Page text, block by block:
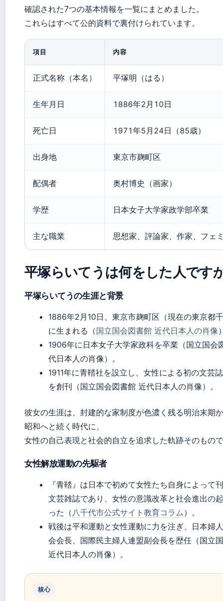
確認された7つの基本情報を一覧にまとめました。
これらはすべて公的資料で裏付けられています。
項目 内容
正式名称（本名） 平塚明（はる）
生年月日 1886年2月10日
死亡日 1971年5月24日（85歳）
出身地 東京市麹町区
配偶者 奥村博史（画家）
学歴 日本女子大学家政学部卒業
主な職業 思想家、評論家、作家、フェ
平塚らいてうは何をした人です
平塚らいてうの生涯と背景
1886年2月10日、東京市麹町区（現在の東京都
に生まれる（国立国会図書館 近代日本人の肖像
1906年に日本女子大学家政科を卒業（国立国会
代日本人の肖像）。
1911年に青鞜社を設立し、女性による初の文芸
を創刊（国立国会図書館 近代日本人の肖像）。
彼女の生涯は、封建的な家制度が色濃く残る明治末期
昭和へと続く時代に、
女性の自己表現と社会的自立を追求した軌跡そのもの
女性解放運動の先駆者
『青鞜』は日本で初めて女性たち自身によって
文芸雑誌であり、女性の意識改革と社会進出の
った（ 八千代市公式サイト教育コラム ）。
戦後は平和運動と女性運動に力を注ぎ、日本婦
会会長、国際民主婦人連盟副会長を歴任（国立
近代日本人の肖像）。
核心